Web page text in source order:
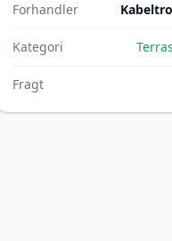
Forhandler
Kategori
Fragt